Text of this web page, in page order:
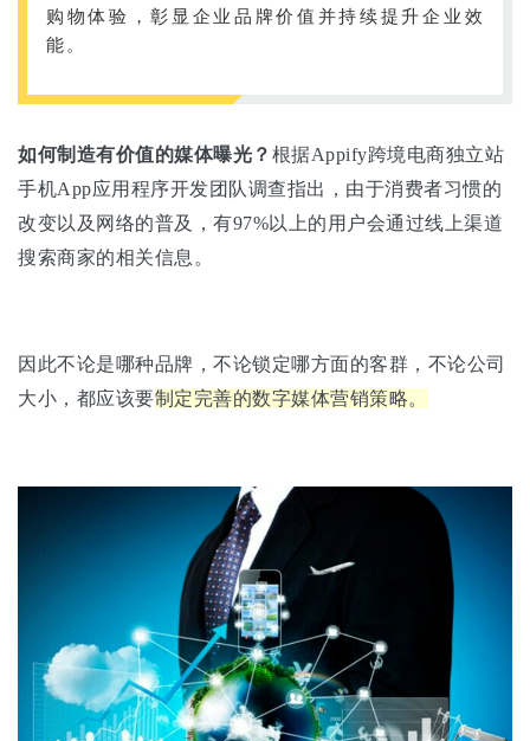
购物体验，彰显企业品牌价值并持续提升企业效
能。
如何制造有价值的媒体曝光？ 根据Appify跨境电商独立站
手机App应用程序开发团队调查指出，由于消费者习惯的
改变以及网络的普及，有97%以上的用户会通过线上渠道
搜索商家的相关信息。
因此不论是哪种品牌，不论锁定哪方面的客群，不论公司
大小，都应该要制定完善的数字媒体营销策略。